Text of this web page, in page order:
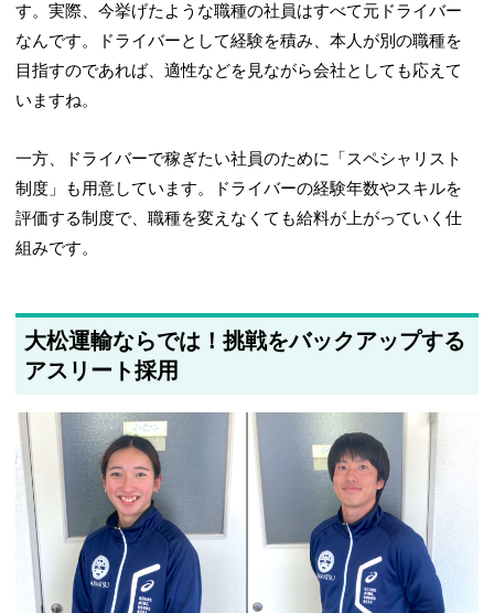
す。実際、今挙げたような職種の社員はすべて元ドライバー
なんです。ドライバーとして経験を積み、本人が別の職種を
目指すのであれば、適性などを見ながら会社としても応えて
いますね。
一方、ドライバーで稼ぎたい社員のために「スペシャリスト
制度」も用意しています。ドライバーの経験年数やスキルを
評価する制度で、職種を変えなくても給料が上がっていく仕
組みです。
大松運輸ならでは！挑戦をバックアップする
アスリート採用